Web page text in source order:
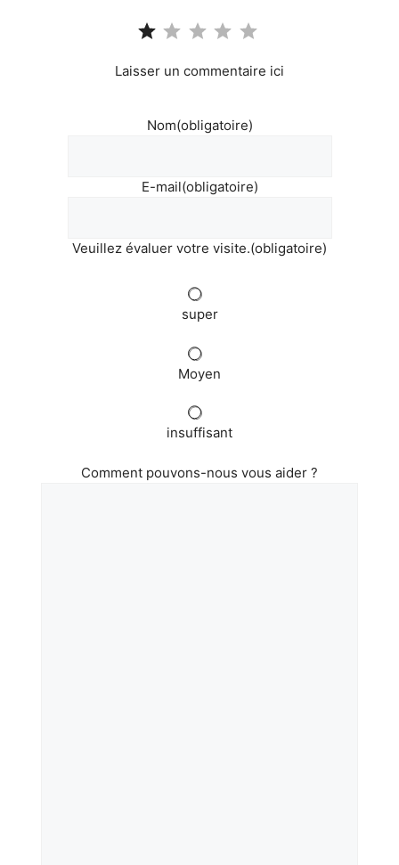
Laisser un commentaire ici
Nom(obligatoire)
E-mail(obligatoire)
Veuillez évaluer votre visite.(obligatoire)
super
Moyen
insuffisant
Comment pouvons-nous vous aider ?